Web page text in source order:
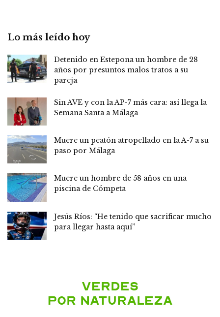
Lo más leído hoy
Detenido en Estepona un hombre de 28
años por presuntos malos tratos a su
pareja
Sin AVE y con la AP-7 más cara: así llega la
Semana Santa a Málaga
Muere un peatón atropellado en la A-7 a su
paso por Málaga
Muere un hombre de 58 años en una
piscina de Cómpeta
Jesús Ríos: “He tenido que sacrificar mucho
para llegar hasta aquí”